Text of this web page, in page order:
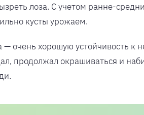
лоза. С учетом ранне-
кусты урожаем.
— очень хорошую устойчивость
продолжал окрашиваться и